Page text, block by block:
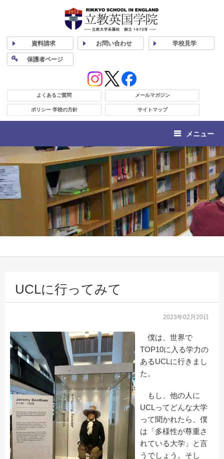
資料請求 お問い合わせ 学校見学
保護者ページ
よくあるご質問 メールマガジン
ポリシー 学校の方針 サイトマップ
メニュー
UCLに行ってみて
2023年02月20日
僕は、世界で
TOP10に入る学力の
あるUCLに行きまし
た。
もし、他の人に
UCLってどんな大学
って聞かれたら、僕
は「多様性が尊重さ
れている大学」と言
うでしょう。そし